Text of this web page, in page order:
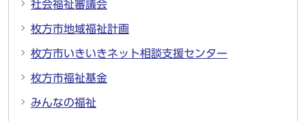
社会福祉審議会
枚方市地域福祉計画
枚方市いきいきネット相談支援センター
枚方市福祉基金
みんなの福祉